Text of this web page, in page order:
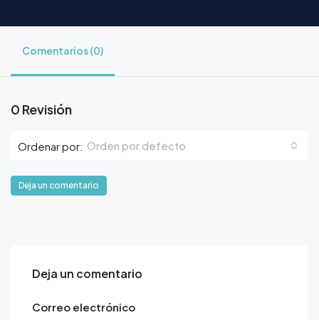
Comentarios (0)
0 Revisión
Ordenar por: Orden por defecto
Deja un comentario
Deja un comentario
Correo electrónico